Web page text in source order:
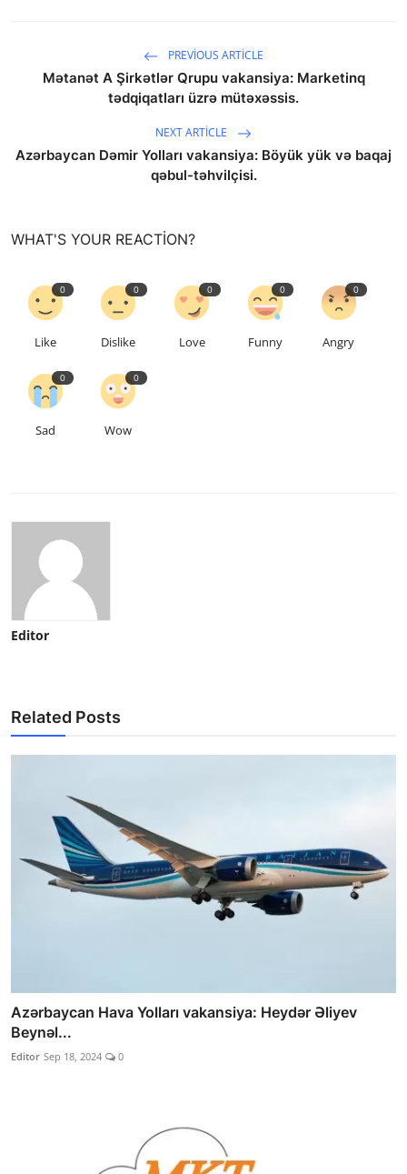
PREVIOUS ARTICLE
Mətanət A Şirkətlər Qrupu vakansiya: Marketinq
tədqiqatları üzrə mütəxəssis.
NEXT ARTICLE
Azərbaycan Dəmir Yolları vakansiya: Böyük yük və baqaj
qəbul-təhvilçisi.
WHAT'S YOUR REACTION?
0
Like
0
Dislike
0
Love
0
Funny
0
Angry
0
Sad
0
Wow
Editor
Related Posts
Azərbaycan Hava Yolları vakansiya: Heydər Əliyev
Beynəl...
Editor Sep 18, 2024 0